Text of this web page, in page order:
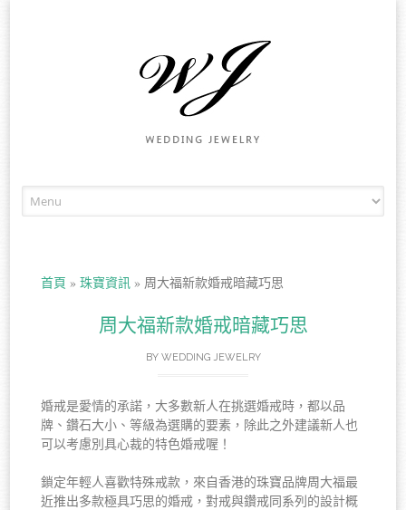
首頁 » 珠寶資訊 » 周大福新款婚戒暗藏巧思
周大福新款婚戒暗藏巧思
BY WEDDING JEWELRY
婚戒是愛情的承諾，大多數新人在挑選婚戒時，都以品
牌、鑽石大小、等級為選購的要素，除此之外建議新人也
可以考慮別具心裁的特色婚戒喔！
鎖定年輕人喜歡特殊戒款，來自香港的珠寶品牌周大福最
近推出多款極具巧思的婚戒，對戒與鑽戒同系列的設計概